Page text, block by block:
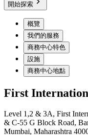
開始探索
概覽
我們的服務
商務中心特色
設施
商務中心地點
First
Level 1,2 & 3A, First
& C-55 G Block Road,
Mumbai, Maharashtra